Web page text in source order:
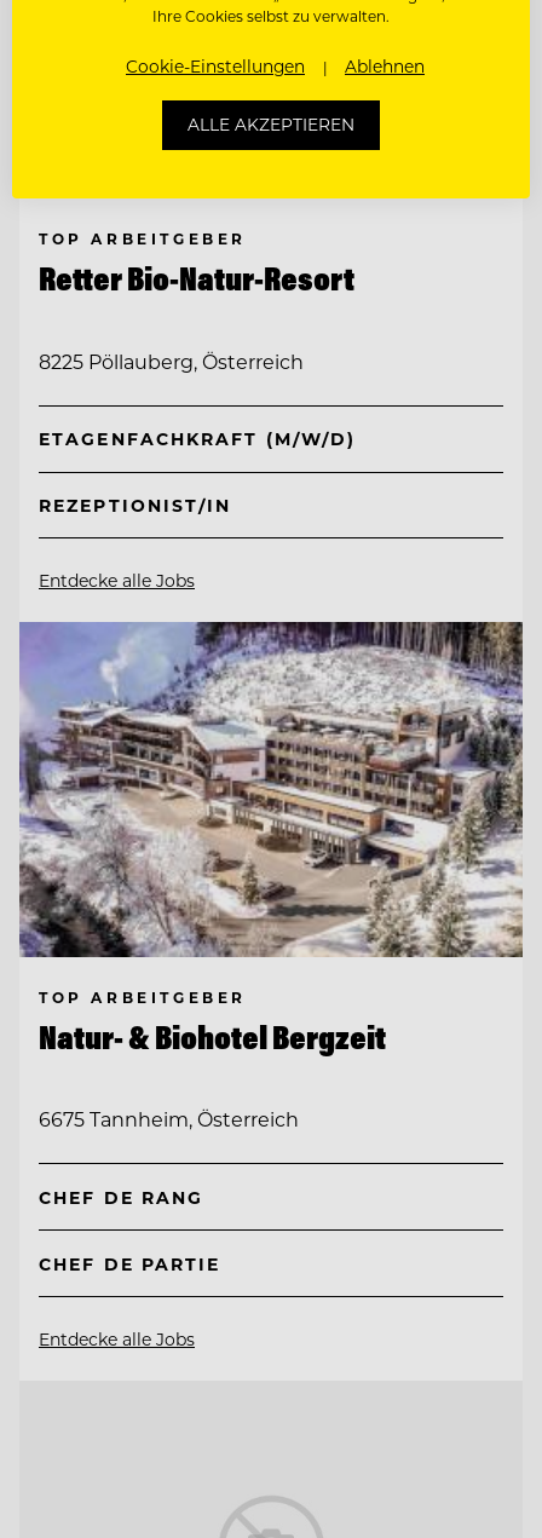
TOP ARBEITGEBER
Retter Bio-Natur-Resort
8225 Pöllauberg, Österreich
ETAGENFACHKRAFT (M/W/D)
REZEPTIONIST/IN
Entdecke alle Jobs
TOP ARBEITGEBER
Natur- & Biohotel Bergzeit
6675 Tannheim, Österreich
CHEF DE RANG
CHEF DE PARTIE
Entdecke alle Jobs
Ihre Cookies selbst zu verwalten.
Cookie-Einstellungen Ablehnen
ALLE AKZEPTIEREN